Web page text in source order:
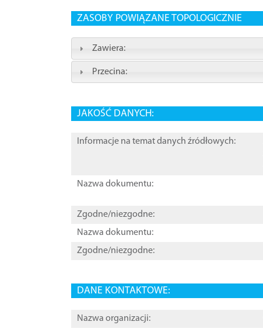
ZASOBY POWIĄZANE TOPOLOGICZNIE
Zawiera:
Przecina:
JAKOŚĆ DANYCH:
Informacje na temat danych źródłowych:
Nazwa dokumentu:
Zgodne/niezgodne:
Nazwa dokumentu:
Zgodne/niezgodne:
DANE KONTAKTOWE:
Nazwa organizacji: